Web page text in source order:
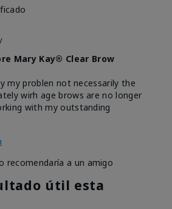
Mary Kay® Clear Brow
my problen not necessarily the
wirh age brows are no longer
with my outstanding
recomendaría a un amigo
útil esta